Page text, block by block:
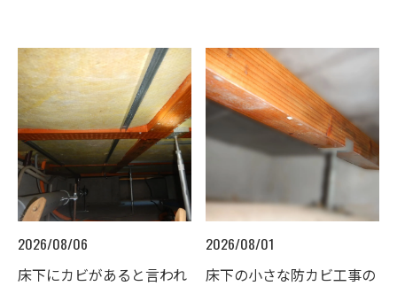
2026/08/06
床下にカビがあると言われ
2026/08/01
床下の小さな防カビ工事の